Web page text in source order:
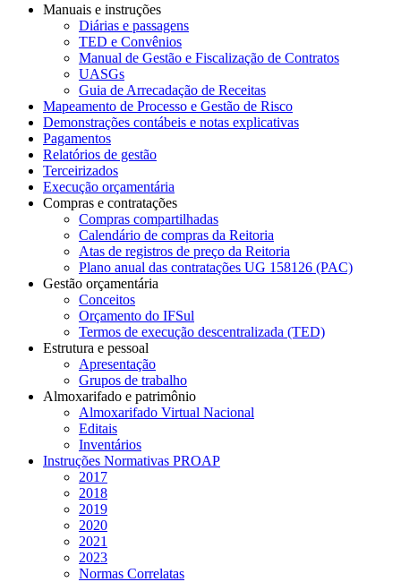
Manuais e instruções
Diárias e passagens
TED e Convênios
Manual de Gestão e Fiscalização de Contratos
UASGs
Guia de Arrecadação de Receitas
Mapeamento de Processo e Gestão de Risco
Demonstrações contábeis e notas explicativas
Pagamentos
Relatórios de gestão
Terceirizados
Execução orçamentária
Compras e contratações
Compras compartilhadas
Calendário de compras da Reitoria
Atas de registros de preço da Reitoria
Plano anual das contratações UG 158126 (PAC)
Gestão orçamentária
Conceitos
Orçamento do IFSul
Termos de execução descentralizada (TED)
Estrutura e pessoal
Apresentação
Grupos de trabalho
Almoxarifado e patrimônio
Almoxarifado Virtual Nacional
Editais
Inventários
Instruções Normativas PROAP
2017
2018
2019
2020
2021
2023
Normas Correlatas